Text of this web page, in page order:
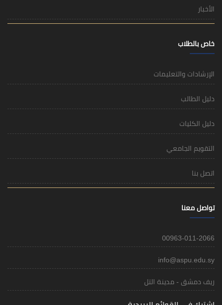
الأخبار
خاص بالطلاب
الإرشادات والتعليمات
دليل الطالب
دليل الكليات
التقويم الجامعي
اتصل بنا
تواصل معنا
00963-011-2066
info@aspu.edu.sy
ريف دمشق - مدينة التل